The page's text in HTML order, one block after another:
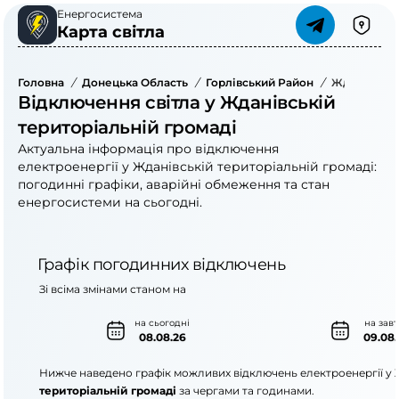
Енергосистема
Карта світла
Головна / Донецька Область / Горлівський Район /
Відключення світла у Жданівській
територіальній громаді
Актуальна інформація про відключення
електроенергії у Жданівській територіальній громаді:
погодинні графіки, аварійні обмеження та стан
енергосистеми на сьогодні.
Графік погодинних відключень
на сьогодні
08.08.26
на
Зі всіма змінами станом на
Нижче наведено графік можливих відключень електроенергії у
територіальній громаді за чергами та годинами.